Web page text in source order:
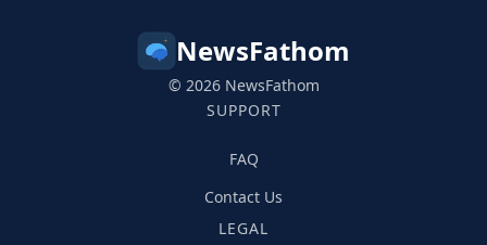
NewsFathom
© 2026 NewsFathom
SUPPORT
FAQ
Contact Us
LEGAL